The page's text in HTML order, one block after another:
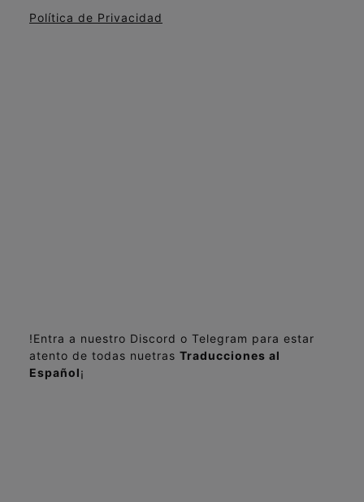
Política de Privacidad
!Entra a nuestro Discord o Telegram para estar
atento de todas nuetras Traducciones al
Español¡